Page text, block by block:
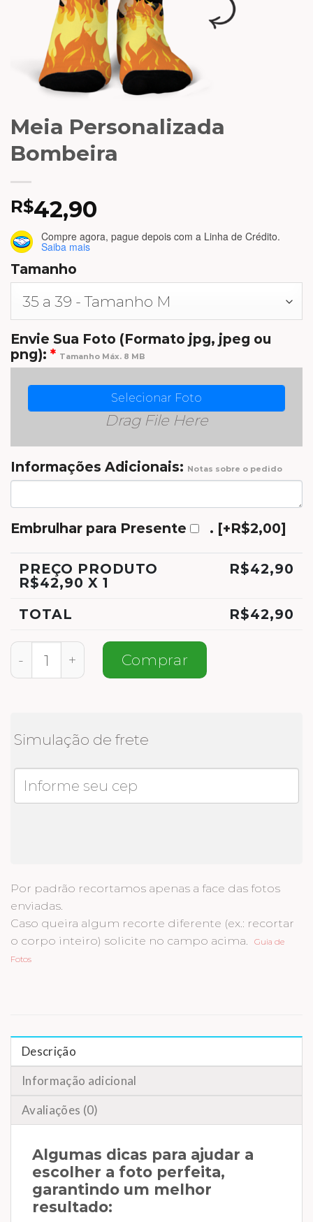
Meia Personalizada
Bombeira
R$42,90
Compre agora, pague depois com a Linha de Crédito.
Saiba mais
Tamanho
Envie Sua Foto (Formato jpg, jpeg ou
png): * Tamanho Máx. 8 MB
Selecionar Foto
Drag File Here
Informações Adicionais: Notas sobre o pedido
Embrulhar para Presente . [+R$2,00]
PREÇO PRODUTO
R$42,90 X 1
R$42,90
TOTAL R$42,90
Meia Personalizada Bombeira quantidade
Comprar
Simulação de frete
Por padrão recortamos apenas a face das fotos
enviadas.
Caso queira algum recorte diferente (ex.: recortar
o corpo inteiro) solicite no campo acima.
Guia de
Fotos
Descrição
Informação adicional
Avaliações (0)
Algumas dicas para ajudar a
escolher a foto perfeita,
garantindo um melhor
resultado: